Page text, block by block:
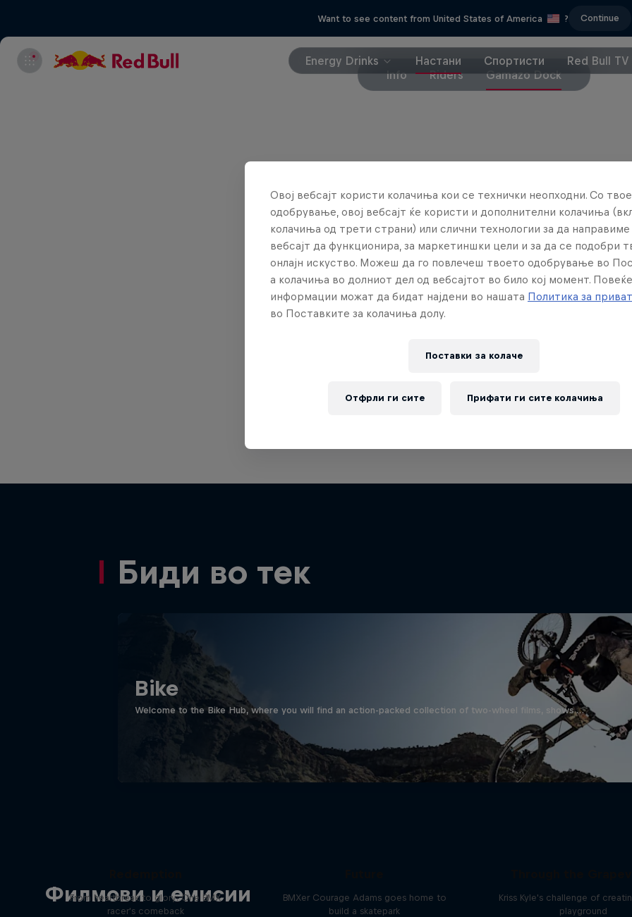
Want to see content from United States of America ? Continue
Energy Drinks Настани Спортисти
Red Bull TV
Info
Riders Gamazo Dock
Биди во тек
Bike
Welcome to the Bike Hub, where you will find an action-packed collection of two-wheel films, shows …
Филмови и емисии
From heartbreak to glory: One BMX
racer's comeback
BMXer Courage Adams goes home to
build a skatepark
Kriss Kyle's challenge of
playground
Овој вебсајт користи колачиња кои се технички неопходни. Со твое
одобрување, овој вебсајт ќе користи и дополнителни колачиња
колачиња од трети страни) или слични технологии за да
вебсајт да функционира, за маркетиншки цели и за да се подобри
онлајн искуство. Можеш да го повлечеш твоето одобрување во
а колачиња во долниот дел од вебсајтот во било кој момент. Повеќе
информации можат да бидат најдени во нашата Политика за
во Поставките за колачиња долу.
Поставки за колачe
Отфрли ги сите Прифати ги сите колачиња